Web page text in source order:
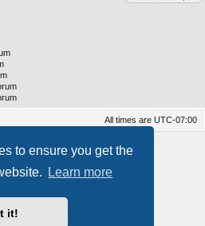
to ensure you get the
Learn more
it!
All times are UTC-07:00
Forum Software © phpBB Limited
By RimuHosting
in London data center